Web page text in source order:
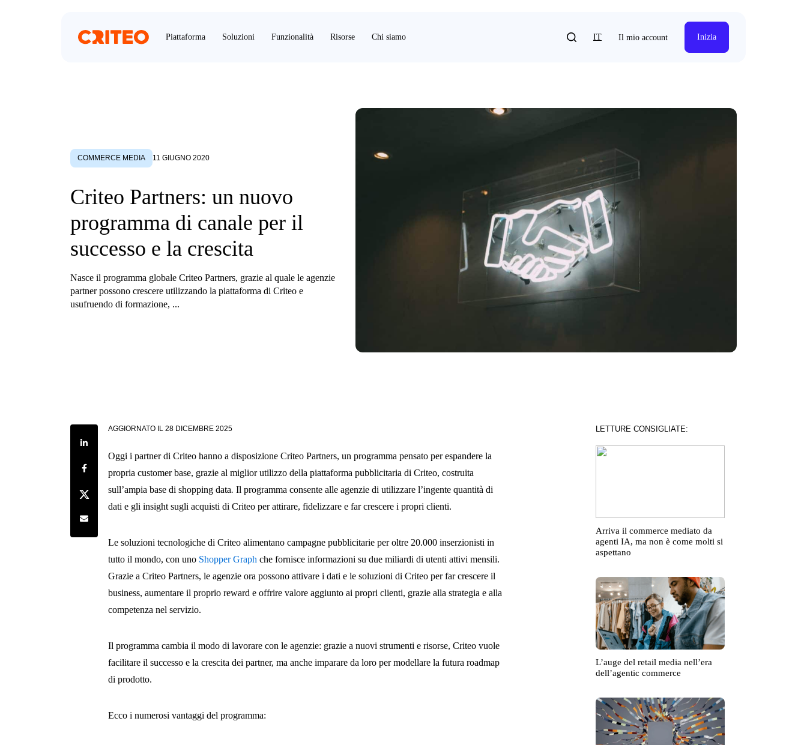
Piattaforma Soluzioni Funzionalità Risorse Chi siamo IT Il mio account Inizia
COMMERCE MEDIA 11 GIUGNO 2020
Criteo Partners: un nuovo
programma di canale per il
successo e la crescita
Nasce il programma globale Criteo Partners, grazie al quale le agenzie
partner possono crescere utilizzando la piattaforma di Criteo e
usufruendo di formazione, ...
Share on LinkedIn
Share on Facebook
Share on Twitter
Share by e-mail
AGGIORNATO IL 28 DICEMBRE 2025
Oggi i partner di Criteo hanno a disposizione Criteo Partners, un programma pensato per espandere la
propria customer base, grazie al miglior utilizzo della piattaforma pubblicitaria di Criteo, costruita
sull’ampia base di shopping data. Il programma consente alle agenzie di utilizzare l’ingente quantità di
dati e gli insight sugli acquisti di Criteo per attirare, fidelizzare e far crescere i propri clienti.
Le soluzioni tecnologiche di Criteo alimentano campagne pubblicitarie per oltre 20.000 inserzionisti in
tutto il mondo, con uno Shopper Graph che fornisce informazioni su due miliardi di utenti attivi mensili.
Grazie a Criteo Partners, le agenzie ora possono attivare i dati e le soluzioni di Criteo per far crescere il
business, aumentare il proprio reward e offrire valore aggiunto ai propri clienti, grazie alla strategia e alla
competenza nel servizio.
Il programma cambia il modo di lavorare con le agenzie: grazie a nuovi strumenti e risorse, Criteo vuole
facilitare il successo e la crescita dei partner, ma anche imparare da loro per modellare la futura roadmap
di prodotto.
Ecco i numerosi vantaggi del programma:
LETTURE CONSIGLIATE:
Arriva il commerce mediato da
agenti IA, ma non è come molti si
aspettano
L’auge del retail media nell’era
dell’agentic commerce